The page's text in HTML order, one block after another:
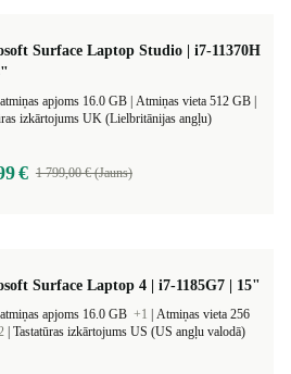
Surface Laptop Studio | i7-11370H
izkārtojums UK (Lielbritānijas angļu)
€ 1 799,00 € (Jauns)
Surface Laptop 4 | i7-1185G7 | 15"
apjoms 16.0 GB +1
Atmiņas vieta 256
Tastatūras izkārtojums US (US angļu valodā)